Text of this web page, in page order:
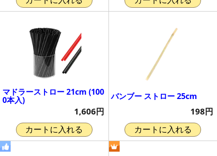
マドラーストロー 21cm (100
0本入)
1,606円
カートに入れる
バンブー ストロー 25cm
198円
カートに入れる